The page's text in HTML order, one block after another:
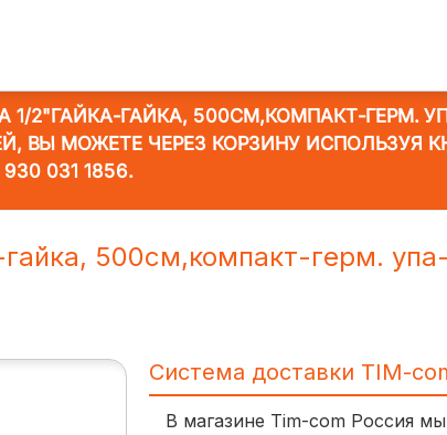
2"ГАЙКА-ГАЙКА, 500СМ,КОМПАКТ-ГЕРМ.
ВЫ МОЖЕТЕ ЧЕРЕЗ КОРЗИНУ ИСПОЛЬЗУЯ
930 031 1856.
500см,компакт-герм.
Система доставки TIM-
В магазине Tim-com Россия